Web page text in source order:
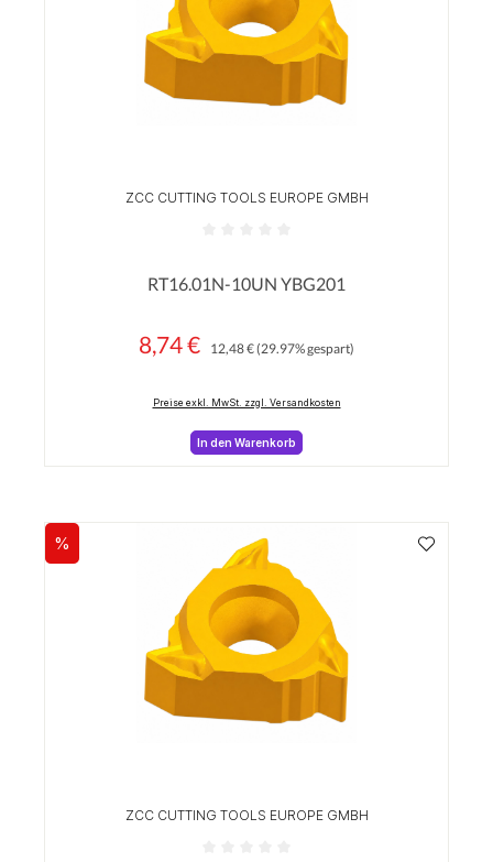
ZCC CUTTING TOOLS EUROPE GMBH
RT16.01N-10UN YBG201
Verkaufspreis:
8,74 € 12,48 €(29.97% gespart)
Preise exkl. MwSt. zzgl. Versandkosten
In den Warenkorb
Rabatt
%
ZCC CUTTING TOOLS EUROPE GMBH